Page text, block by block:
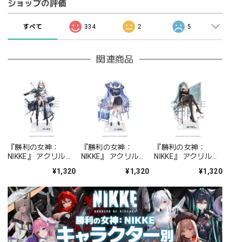
ショップの評価
すべて 334 2 5
関連商品
『勝利の女神：
NIKKE』 アクリルス
¥1,320
『勝利の女神：
NIKKE』 アクリルス
ォーチュンメイト
¥1,320
『勝利の女神：
NIKKE』 アクリルス
シャープレッスン
¥1,320